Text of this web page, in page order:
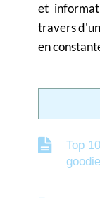
et
travers
en
Top